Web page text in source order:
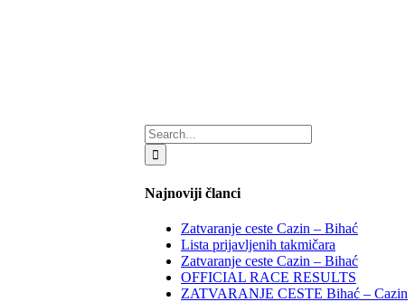
Search
for:
Najnoviji članci
Zatvaranje ceste Cazin – Bihać
Lista prijavljenih takmičara
Zatvaranje ceste Cazin – Bihać
OFFICIAL RACE RESULTS
ZATVARANJE CESTE Bihać – Cazin